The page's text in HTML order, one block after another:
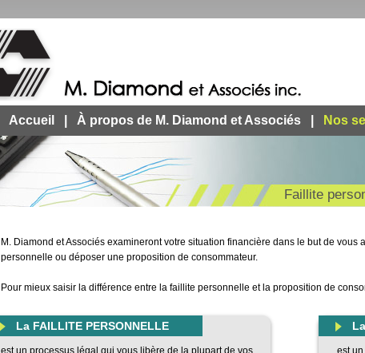
Accueil À propos de M. Diamond et Associés Nos
Faillite
M. Diamond et Associés examineront votre situation financière dans le but de
personnelle ou déposer une proposition de consommateur.
Pour mieux saisir la différence entre la faillite personnelle et la proposition de
La FAILLITE PERSONNELLE
est un processus légal qui vous libère de la plupart de vos
est